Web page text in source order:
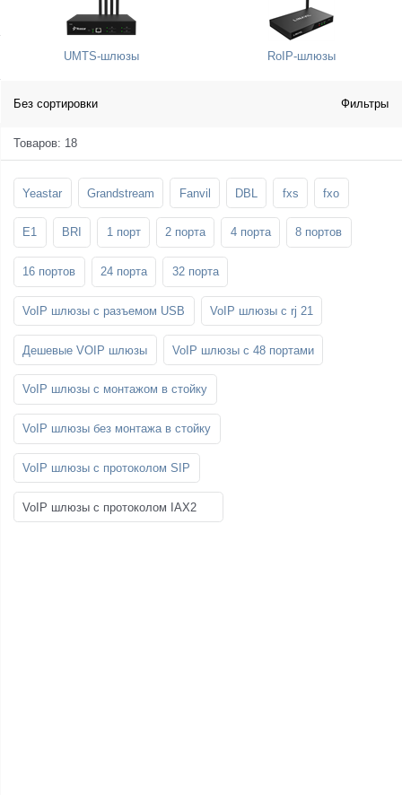
UMTS-шлюзы RoIP-шлюзы
Без сортировки Фильтры
Товаров: 18
Yeastar Grandstream Fanvil DBL fxs fxo
E1 BRI 1 порт 2 порта 4 порта 8 портов
16 портов 24 порта 32 порта
VoIP шлюзы с разъемом USB VoIP шлюзы с rj 21
Дешевые VOIP шлюзы VoIP шлюзы с 48 портами
VoIP шлюзы с монтажом в стойку
VoIP шлюзы без монтажа в стойку
VoIP шлюзы с протоколом SIP
VoIP шлюзы с протоколом IAX2
Стойки и крепления для панелей и
телевизоров
Шахтные телефоны
SFP-модули
3G/4G LTE и ADSL модемы
Мобильные телефоны